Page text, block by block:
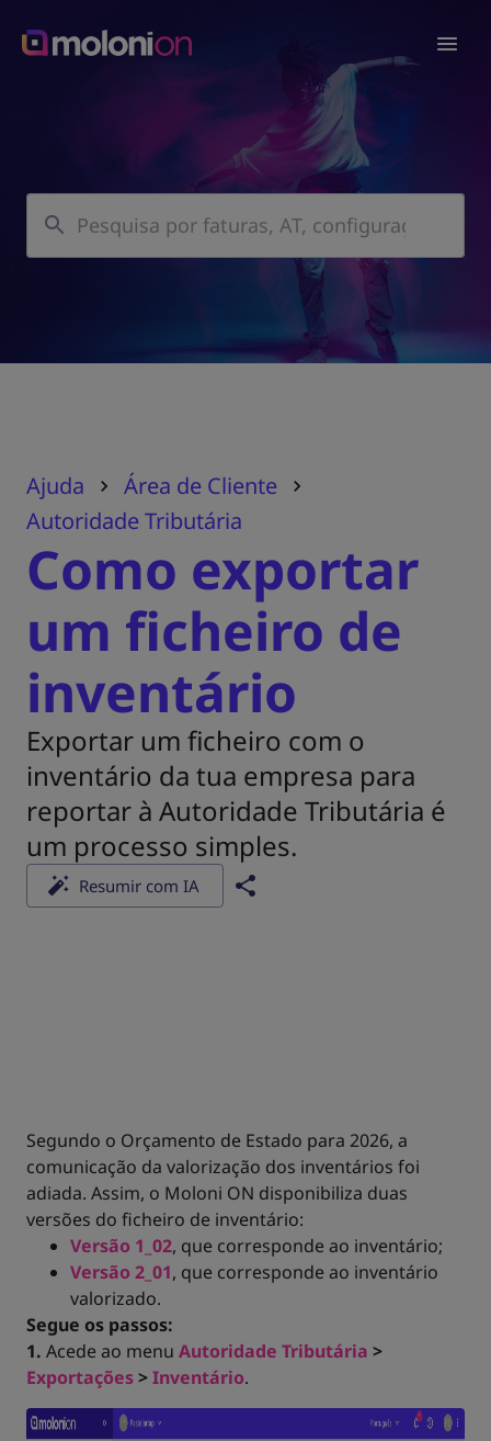
Ajuda
Área de Cliente
Autoridade Tributária
Como exportar
um ficheiro de
inventário
Exportar um ficheiro com o
inventário da tua empresa para
reportar à Autoridade Tributária é
um processo simples.
Resumir com IA
Segundo o Orçamento de Estado para 2026, a
comunicação da valorização dos inventários foi
adiada. Assim, o Moloni ON disponibiliza duas
versões do ficheiro de inventário:
Versão 1_02, que corresponde ao inventário;
Versão 2_01, que corresponde ao inventário
valorizado.
Segue os passos:
1. Acede ao menu Autoridade Tributária >
Exportações>Inventário.